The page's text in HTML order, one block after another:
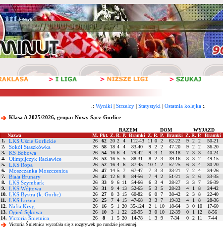
.: Wyniki | Strzelcy | Statystyki | Ostatnia kolejka :.
Klasa A 2025/2026, grupa: Nowy Sącz-Gorlice
RAZEM DOM WYJAZD
Nazwa
M. Pkt. Z. R. P. Bramki Z. R. P. Bramki Z. R. P. Bramki
1.
LKS Uście Gorlickie 26 62 20 2 4 112-43 11 0 2 62-22 9 2 2
50-21
2.
Sokół Staszkówka 26 58 18 4 4 83-40 9 2 2 47-20 9 2 2
36-20
3.
KS Bobowa 26 54 16 6 4 79-42 9 3 1 39-18 7 3 3
40-24
4.
Olimpijczyk Racławice 26 53 16 5 5 88-31 8 2 3 39-16 8 3 2
49-15
5.
LKS Ropa 26 52 16 4 6 87-45 10 1 2 57-25 6 3 4
30-20
6.
Moszczanka Moszczenica 26 47 14 5 7 67-47 7 3 3 33-21 7 2 4
34-26
7.
Biała Brunary 26 42 12 6 8 84-56 7 4 2 51-21 5 2 6
33-35
8.
LKS Szymbark 26 33 9 6 11 54-66 6 3 4 28-27 3 3 7
26-39
9.
LKS Wójtowa 26 31 9 4 13 52-65 5 3 5 28-23 4 1 8
24-42
10. LKS Bystra (k. Gorlic) 26 27 8 3 15 60-82 6 0 7 38-42 2 3 8
22-40
11. LKS Łużna 26 25 7 4 15 47-68 3 3 7 19-32 4 1 8
28-36
12. Nafta Kryg 26 16 5 1 20 35-124 2 1 10 18-64 3 0 10
17-60
13. Ogień Sękowa 26 10 3 1 22 20-95 3 0 10 12-39 0 1 12
8-56
14. Victoria Śnietnica 26 8 1 5 20 14-78 1 3 9 7-34 0 2 11
7-44
Victoria Śnietnica wycofała się z rozgrywek po rundzie jesiennej.